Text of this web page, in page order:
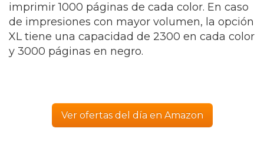
imprimir 1000 páginas de cada color. En caso
de impresiones con mayor volumen, la opción
XL tiene una capacidad de 2300 en cada color
y 3000 páginas en negro.
Ver ofertas del día en Amazon